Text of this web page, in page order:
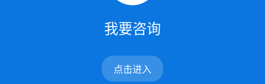
我要咨询
点击进入